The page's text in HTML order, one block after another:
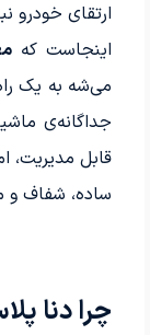
ارتقای خودرو
اینجاست که
می‌شه به یک
جداگانه‌ی
قابل مدیریت،
ساده، شفاف و
چرا دنا